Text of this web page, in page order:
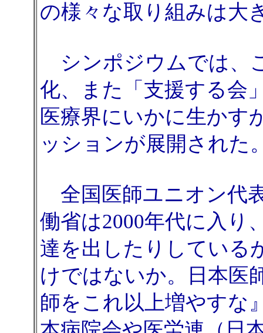
の様々な取り組みは大
シンポジウムでは、
化、また「支援する会
医療界にいかに生かす
ッションが展開された
全国医師ユニオン代
働省は2000年代に入り
達を出したりしている
けではないか。日本医
師をこれ以上増やすな